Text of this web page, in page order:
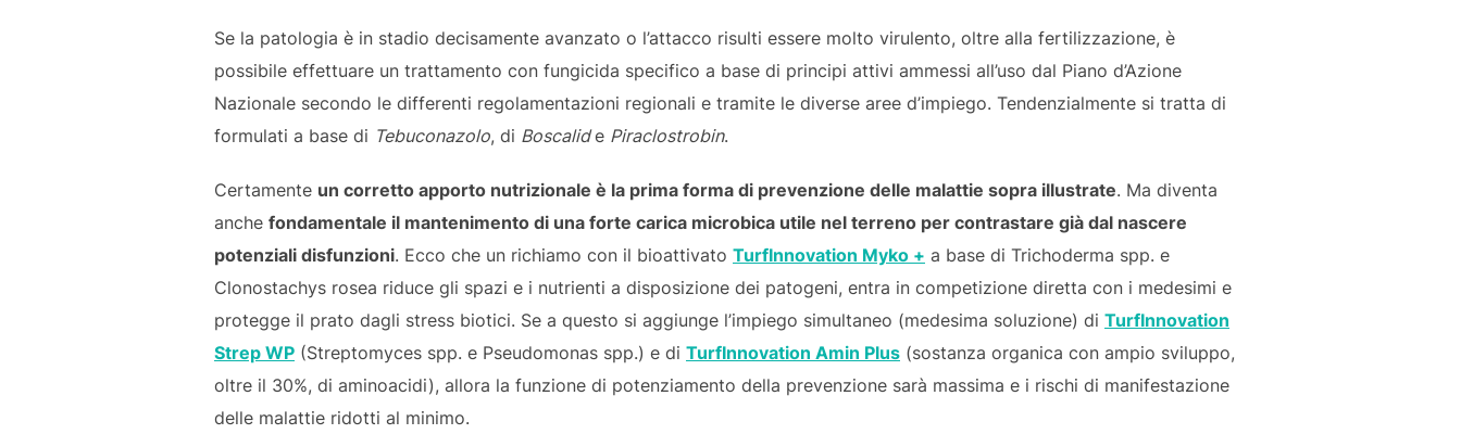
Se la patologia è in stadio decisamente avanzato o l’attacco risulti essere molto virulento, oltre alla fertilizzazione, è
possibile effettuare un trattamento con fungicida specifico a base di principi attivi ammessi all’uso dal Piano d’Azione
Nazionale secondo le differenti regolamentazioni regionali e tramite le diverse aree d’impiego. Tendenzialmente si tratta di
formulati a base di Tebuconazolo, di Boscalide Piraclostrobin.
Certamente un corretto apporto nutrizionale è la prima forma di prevenzione delle malattie sopra illustrate. Ma diventa
anche fondamentale il mantenimento di una forte carica microbica utile nel terreno per contrastare già dal nascere
potenziali disfunzioni. Ecco che un richiamo con il bioattivato TurfInnovation Myko + a base di Trichoderma spp. e
Clonostachys rosea riduce gli spazi e i nutrienti a disposizione dei patogeni, entra in competizione diretta con i medesimi e
protegge il prato dagli stress biotici. Se a questo si aggiunge l’impiego simultaneo (medesima soluzione) di TurfInnovation
Strep WP (Streptomyces spp. e Pseudomonas spp.) e di TurfInnovation Amin Plus (sostanza organica con ampio sviluppo,
oltre il 30%, di aminoacidi), allora la funzione di potenziamento della prevenzione sarà massima e i rischi di manifestazione
delle malattie ridotti al minimo.